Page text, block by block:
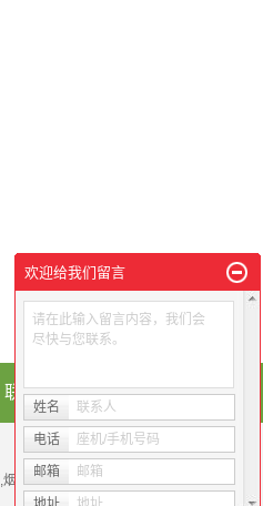
联系我们
,烟台ISO认证,山东
欢迎给我们留言
请在此输入留言内容，我们会
尽快与您联系。
姓名 联系人
电话 座机/手机号码
邮箱 邮箱